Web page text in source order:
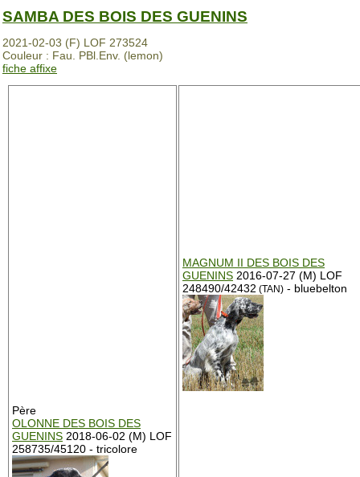
SAMBA DES BOIS DES GUENINS
2021-02-03 (F) LOF 273524
Couleur : Fau. PBl.Env. (lemon)
fiche affixe
Père
OLONNE DES BOIS DES
GUENINS 2018-06-02 (M) LOF
258735/45120 - tricolore
MAGNUM II DES BOIS DES
GUENINS 2016-07-27 (M) LOF
248490/42432 (TAN) - bluebelton